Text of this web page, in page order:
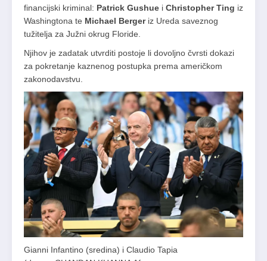
financijski kriminal: Patrick Gushue i Christopher Ting iz
Washingtona te Michael Bergeriz Ureda saveznog
tužitelja za Južni okrug Floride.
Njihov je zadatak utvrditi postoje li dovoljno čvrsti dokazi
za pokretanje kaznenog postupka prema američkom
zakonodavstvu.
Gianni Infantino (sredina) i Claudio Tapia